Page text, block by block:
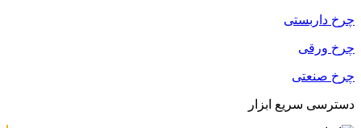
چرخ داربستی
چرخ ورقی
چرخ صنعتی
دسترسی سریع ابزار